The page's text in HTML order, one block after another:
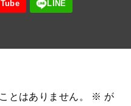
とはありません。 ※ が